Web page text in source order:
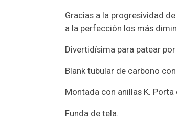
Gracias a la progresividad
a la perfección los más
Divertidísima para patear
Blank tubular de carbono
Montada con anillas K. Porta
Funda de tela.